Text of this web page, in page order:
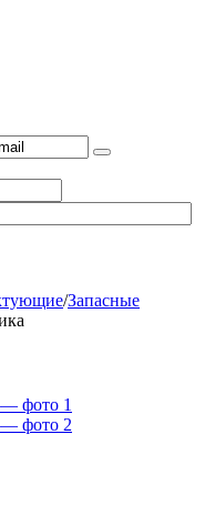
/Запасные